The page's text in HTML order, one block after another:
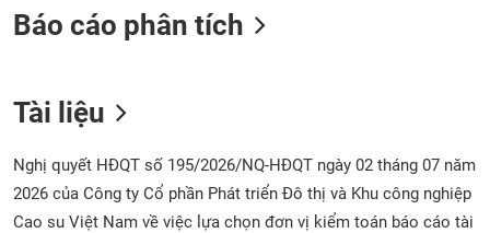
Báo cáo phân tích
Tài liệu
Nghị quyết HĐQT số 195/2026/NQ-HĐQT ngày 02 tháng 07 năm
2026 của Công ty Cổ phần Phát triển Đô thị và Khu công nghiệp
Cao su Việt Nam về việc lựa chọn đơn vị kiểm toán báo cáo tài